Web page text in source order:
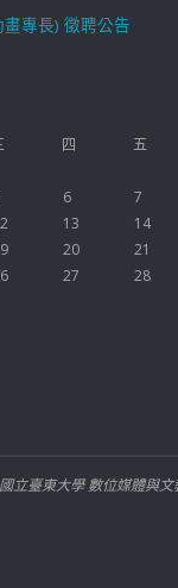
專長) 徵聘公告
四 五
6 7
13 14
20 21
27 28
立臺東大學 數位媒體與文